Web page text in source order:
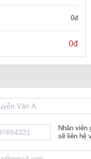
Nhân viên
sẽ liên hệ
0đ
0đ